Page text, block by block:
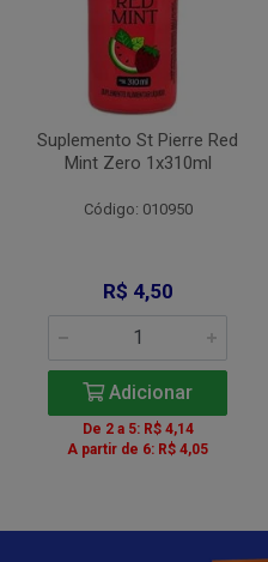
Suplemento St Pierre Red
Mint Zero 1x310ml
Código: 010950
R$ 4,50
Adicionar
De 2 a 5: R$ 4,14
A partir de 6: R$ 4,05